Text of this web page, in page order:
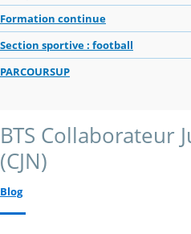
Formation continue
Section sportive : football
PARCOURSUP
BTS Collaborateur
(CJN)
Blog